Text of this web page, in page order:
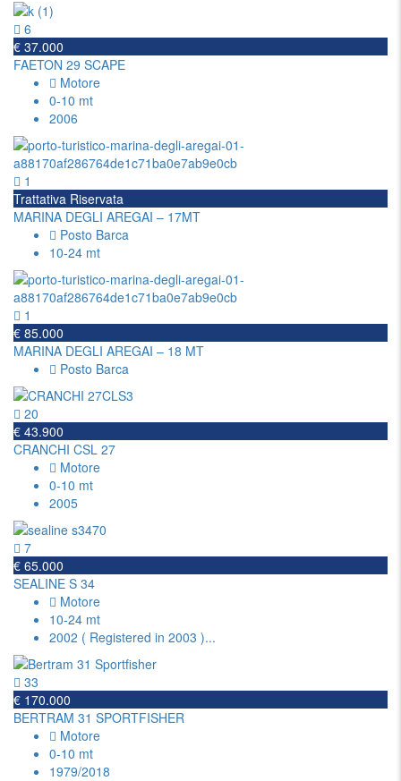
6
€ 37.000
FAETON 29 SCAPE
Motore
0-10 mt
2006
1
Trattativa Riservata
MARINA DEGLI AREGAI – 17MT
Posto Barca
10-24 mt
1
€ 85.000
MARINA DEGLI AREGAI – 18 MT
Posto Barca
20
€ 43.900
CRANCHI CSL 27
Motore
0-10 mt
2005
7
€ 65.000
SEALINE S 34
Motore
10-24 mt
2002 ( Registered in 2003 )...
33
€ 170.000
BERTRAM 31 SPORTFISHER
Motore
0-10 mt
1979/2018